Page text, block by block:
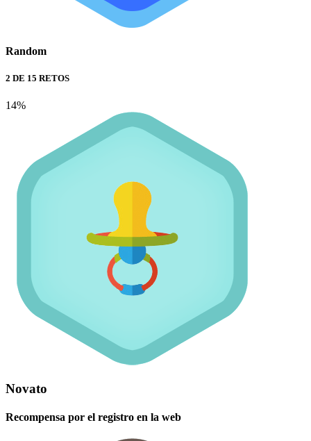
Random
2 DE 15 RETOS
14%
Novato
Recompensa por el registro en la web